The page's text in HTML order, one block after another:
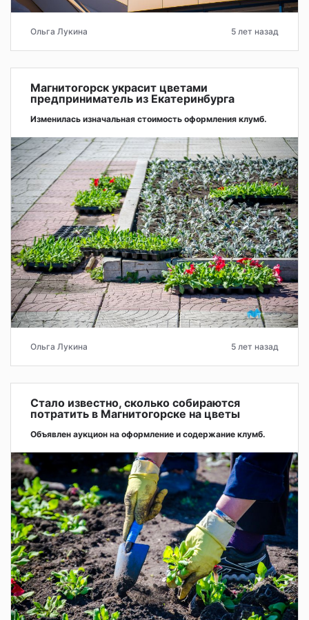
Ольга Лукина 5 лет назад
Магнитогорск украсит цветами
предприниматель из Екатеринбурга
Изменилась изначальная стоимость оформления клумб.
Ольга Лукина 5 лет назад
Стало известно, сколько собираются
потратить в Магнитогорске на цветы
Объявлен аукцион на оформление и содержание клумб.